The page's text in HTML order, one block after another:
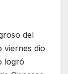
del
viernes dio
logró